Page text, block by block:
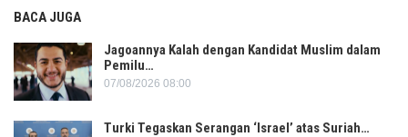
BACA JUGA
Jagoannya Kalah dengan Kandidat Muslim dalam
Pemilu…
07/08/2026 08:00
Turki Tegaskan Serangan ‘Israel’ atas Suriah…